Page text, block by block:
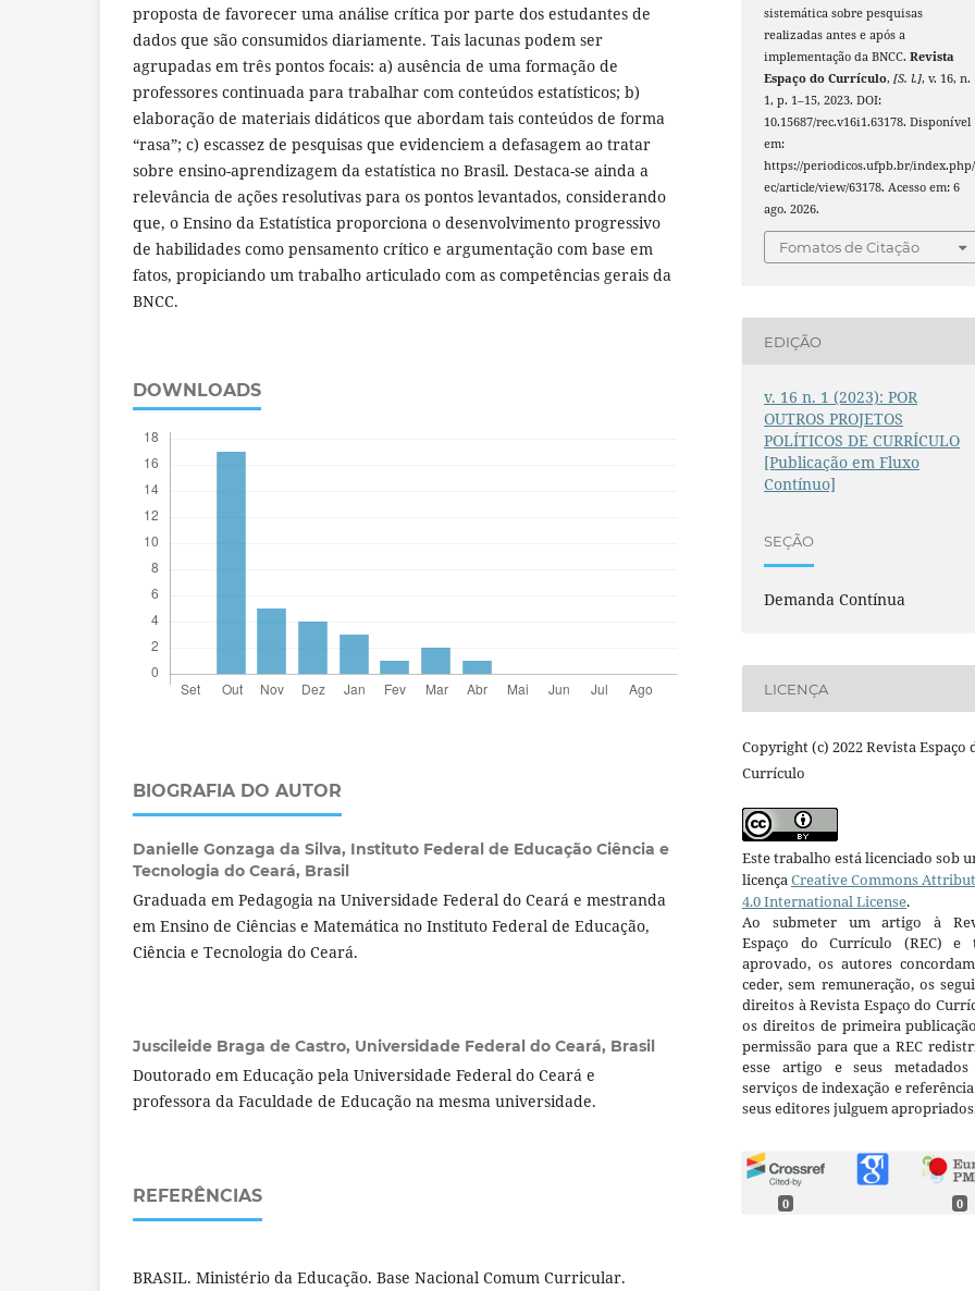
proposta de favorecer uma análise crítica por parte dos estudantes de
dados que são consumidos diariamente. Tais lacunas podem ser
agrupadas em três pontos focais: a) ausência de uma formação de
professores continuada para trabalhar com conteúdos estatísticos; b)
elaboração de materiais didáticos que abordam tais conteúdos de forma
“rasa”; c) escassez de pesquisas que evidenciem a defasagem ao tratar
sobre ensino-aprendizagem da estatística no Brasil. Destaca-se ainda a
relevância de ações resolutivas para os pontos levantados, considerando
que, o Ensino da Estatística proporciona o desenvolvimento progressivo
de habilidades como pensamento crítico e argumentação com base em
fatos, propiciando um trabalho articulado com as competências gerais da
BNCC.
DOWNLOADS
BIOGRAFIA DO AUTOR
Danielle Gonzaga da Silva, Instituto Federal de Educação Ciência e
Tecnologia do Ceará, Brasil
Graduada em Pedagogia na Universidade Federal do Ceará e mestranda
em Ensino de Ciências e Matemática no Instituto Federal de Educação,
Ciência e Tecnologia do Ceará.
Juscileide Braga de Castro, Universidade Federal do Ceará, Brasil
Doutorado em Educação pela Universidade Federal do Ceará e
professora da Faculdade de Educação na mesma universidade.
REFERÊNCIAS
BRASIL. Ministério da Educação. Base Nacional Comum Curricular.
sistemática sobre pesquisas
realizadas antes e após a
implementação da BNCC.Revista
Espaço do Currículo,[S. l.], v. 16, n.
1, p. 1–15, 2023. DOI:
10.15687/rec.v16i1.63178. Disponível
em:
https://periodicos.ufpb.br/
ec/article/view/63178. Acesso em: 6
ago. 2026.
Fomatos de Citação
EDIÇÃO
v. 16 n. 1 (2023): POR
OUTROS PROJETOS
POLÍTICOS DE CURRÍCULO
[Publicação em Fluxo
Contínuo]
SEÇÃO
Demanda Contínua
LICENÇA
Copyright (c) 2022 Revista Espaço
Currículo
Este trabalho está licenciado sob
licençaCreative Commons
4.0 International License.
Ao submeter um artigo à
Espaço do Currículo (REC) e
aprovado, os autores
ceder, sem remuneração, os
direitos à Revista Espaço do
os direitos de primeira
permissão para que a REC
esse artigo e seus metadados
serviços de indexação e
seus editores julguem
0 0